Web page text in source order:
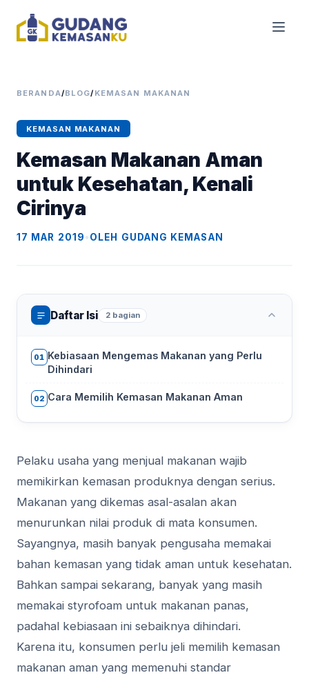
BERANDA/BLOG/ KEMASAN MAKANAN
KEMASAN MAKANAN
Kemasan Makanan Aman
untuk Kesehatan, Kenali
Cirinya
17 MAR 2019•OLEH GUDANG KEMASAN
Daftar Isi 2 bagian
01 Kebiasaan Mengemas Makanan yang Perlu
Dihindari
02 Cara Memilih Kemasan Makanan Aman
Pelaku usaha yang menjual makanan wajib
memikirkan kemasan produknya dengan serius.
Makanan yang dikemas asal-asalan akan
menurunkan nilai produk di mata konsumen.
Sayangnya, masih banyak pengusaha memakai
bahan kemasan yang tidak aman untuk kesehatan.
Bahkan sampai sekarang, banyak yang masih
memakai styrofoam untuk makanan panas,
padahal kebiasaan ini sebaiknya dihindari.
Karena itu, konsumen perlu jeli memilih kemasan
makanan aman yang memenuhi standar